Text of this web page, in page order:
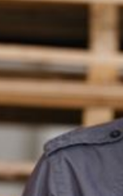
タブレッ
NF8BL
Android
タブレッ
ト TA2C-
Android
タブレッ
ト TA2C-
CS8BL
ク
ビ